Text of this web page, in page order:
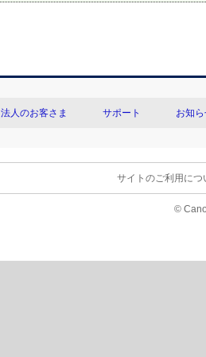
法人のお客さま サポート お知
サイトのご利用につ
©